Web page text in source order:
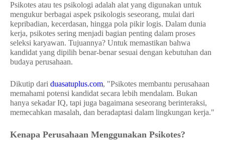
Psikotes atau tes psikologi adalah alat yang digunakan untuk
mengukur berbagai aspek psikologis seseorang, mulai dari
kepribadian, kecerdasan, hingga pola pikir logis. Dalam dunia
kerja, psikotes sering menjadi bagian penting dalam proses
seleksi karyawan. Tujuannya? Untuk memastikan bahwa
kandidat yang dipilih benar-benar sesuai dengan kebutuhan dan
budaya perusahaan.
Dikutip dari duasatuplus.com, "Psikotes membantu perusahaan
memahami potensi kandidat secara lebih mendalam. Bukan
hanya sekadar IQ, tapi juga bagaimana seseorang berinteraksi,
memecahkan masalah, dan beradaptasi dalam lingkungan kerja."
Kenapa Perusahaan Menggunakan Psikotes?